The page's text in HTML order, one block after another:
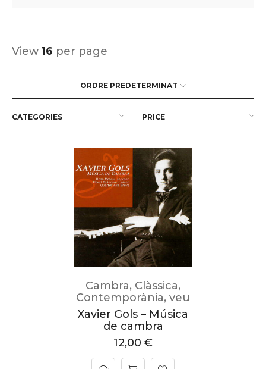
ORDRE PREDETERMINAT
View 16 per page
CATEGORIES PRICE
Cambra, Clàssica,
Contemporània, veu
Xavier Gols – Música
de cambra
12,00 €